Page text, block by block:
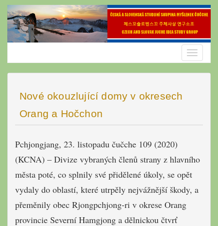
Skip
content
Toggle
Nové okouzlující domy v okresech
Orang a Hočchon
Pchjongjang, 23. listopadu čučche 109 (2020)
(KCNA) – Divize vybraných členů strany z hlavního
města poté, co splnily své přidělené úkoly, se opět
vydaly do oblastí, které utrpěly nejvážnější škody, a
přeměnily obec Rjongpchjong-ri v okrese Orang
provincie Severní Hamgjong a dělnickou čtvrť